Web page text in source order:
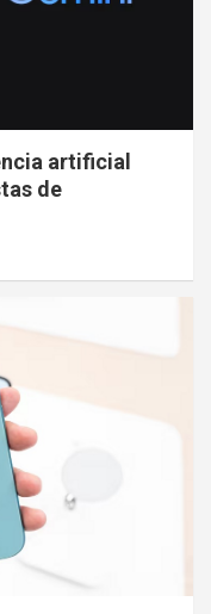
artificial
de